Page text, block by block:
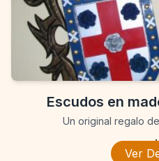
Escudos en
Un original regalo
.
Ver